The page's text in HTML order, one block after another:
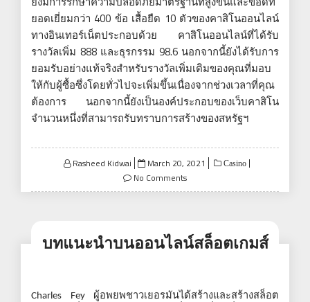
ยอดเยี่ยมกว่า 400 ข้อ เสื้อยืด 10 ตัวของคาสิโนออนไลน์
ทางอินเทอร์เน็ตประกอบด้วย คาสิโนออนไลน์ที่ได้รับ
รางวัลเพิ่ม 888 และธุรกรรม 98.6 นอกจากนี้ยังได้รับการ
ยอมรับอย่างแท้จริงสำหรับรางวัลเพิ่มเติมของคุณที่มอบ
ให้กับผู้ซื้อซึ่งโดยทั่วไปจะเพิ่มขึ้นเนื่องจากช่วงเวลาที่คุณ
ต้องการ นอกจากนี้ยังเป็นองค์ประกอบของเว็บคาสิโน
จำนวนหนึ่งที่สามารถรับทราบการสร้างของสหรัฐฯ
Rasheed Kidwai
Posted
on
March 20, 2021 Casino
No Comments
บทแนะนำบนออนไลน์สล็อตเกมส์
Charles Fey ผู้อพยพชาวเยอรมันได้สร้างและสร้างสล็อต